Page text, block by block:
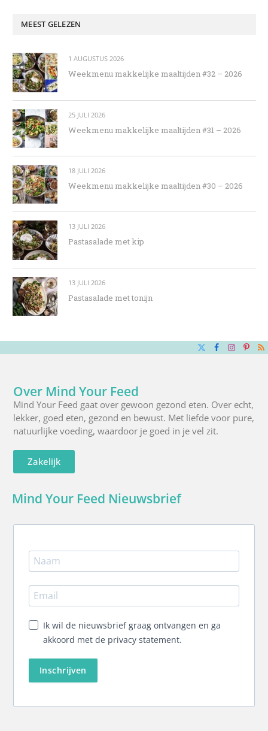
MEEST GELEZEN
1 AUGUSTUS 2026
Weekmenu makkelijke maaltijden #32 – 2026
25 JULI 2026
Weekmenu makkelijke maaltijden #31 – 2026
18 JULI 2026
Weekmenu makkelijke maaltijden #30 – 2026
13 JULI 2026
Pastasalade met kip
13 JULI 2026
Pastasalade met tonijn
X
Facebook
Over Mind Your Feed
Mind Your Feed gaat over gewoon gezond eten. Over echt,
lekker, goed eten, gezond en bewust. Met liefde voor pure,
natuurlijke voeding, waardoor je goed in je vel zit.
Zakelijk
Mind Your Feed Nieuwsbrief
Ik wil de nieuwsbrief graag ontvangen en ga
akkoord met de privacy statement.
Inschrijven